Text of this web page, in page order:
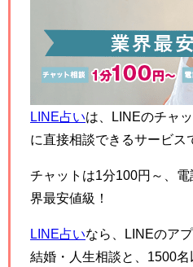
LINE占いは、LINEのチャ
に直接相談できるサービス
チャットは1分100円～、
界最安値級！
LINE占いなら、LINEのア
結婚・人生相談と、1500